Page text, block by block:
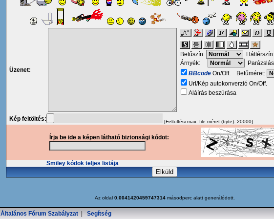
Üzenet:
Betűszín:
Árnyék:
BBcodeOn/Off. Betűméret:
Url/Kép autokonverzió On/Off.
Aláírás beszúrása
Kép feltöltés: [Feltöltési max. file méret (byte): 20000]
Írja be ide a képen látható biztonsági kódot:
Smiley kódok teljes listája
Az oldal 0.0041420459747314másodperc alatt generálódott.
Általános Fórum Szabályzat Segítség